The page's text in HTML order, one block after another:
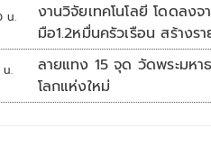
น.
งานวิจัยเทคโนโลยี โดดลง
มือ1.2หมื่นครัวเรือน สร้างร
เดือน
น.
ลายแทง 15 จุด วัดพระมหา
โลกแห่งใหม่